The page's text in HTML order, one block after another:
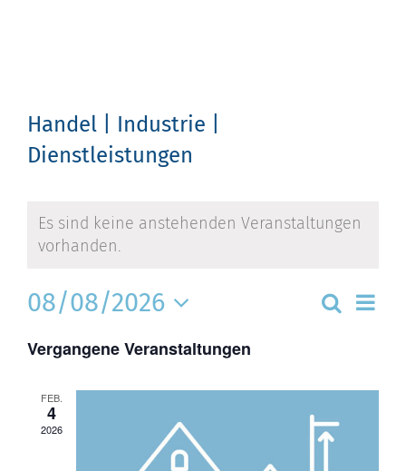
Handel | Industrie |
Dienstleistungen
Es sind keine anstehenden Veranstaltungen
vorhanden.
und
Suche
Tag
08/08/2026
wählen.
Vergangene Veranstaltungen
FEB.
4
2026